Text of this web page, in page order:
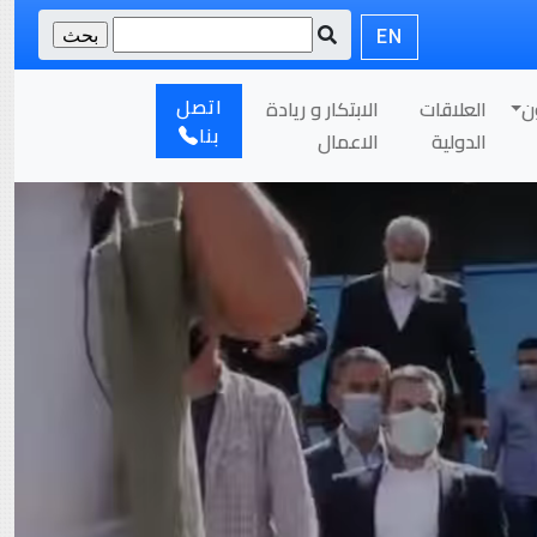
EN
العلاقات
الدولية
الابتكار و ريادة
الاعمال
اتصل
بنا